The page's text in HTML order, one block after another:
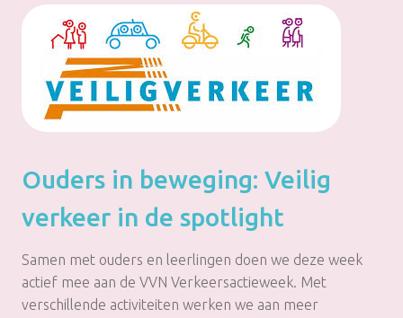
Ouders in beweging: Veilig
verkeer in de spotlight
Samen met ouders en leerlingen doen we deze week
actief mee aan de VVN Verkeersactieweek. Met
verschillende activiteiten werken we aan meer